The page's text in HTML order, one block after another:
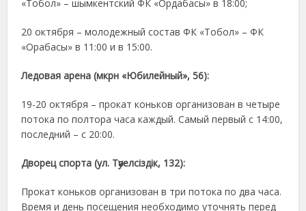
«Тобол» – шымкентский ФК «Ордабасы» в 18:00;
20 октября – молодежный состав ФК «Тобол» – ФК
«Орабасы» в 11:00 и в 15:00.
Ледовая арена (мкрн «Юбилейный», 56):
19-20 октября – прокат коньков организован в четыре
потока по полтора часа каждый. Самый первый с 14:00,
последний – с 20:00.
Дворец спорта (ул. Тәуелсіздік, 132):
Прокат коньков организован в три потока по два часа.
Время и день посещения необходимо уточнять перед